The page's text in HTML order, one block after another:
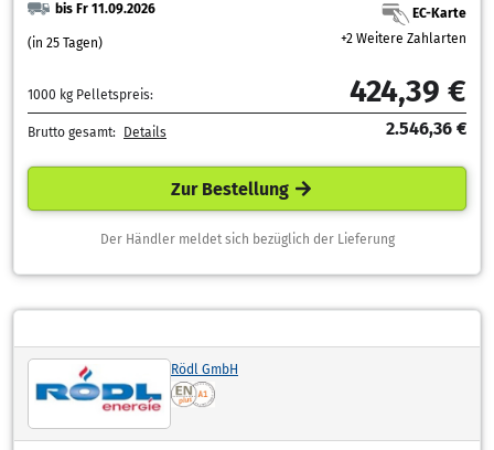
bis Fr 11.09.2026
(in 25 Tagen)
EC-Karte
+2 Weitere Zahlarten
1000 kg Pelletspreis: 424,39 €
Brutto gesamt: Details 2.546,36 €
Zur Bestellung
Der Händler meldet sich bezüglich der Lieferung
Rödl GmbH